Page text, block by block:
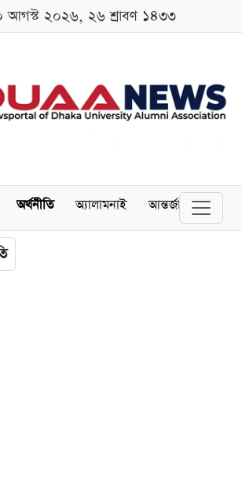
আগস্ট ২০২৬, ২৬ শ্রাবণ ১৪৩৩
অর্থনীতি অ্যালামনাই আন্তর্জাতিক